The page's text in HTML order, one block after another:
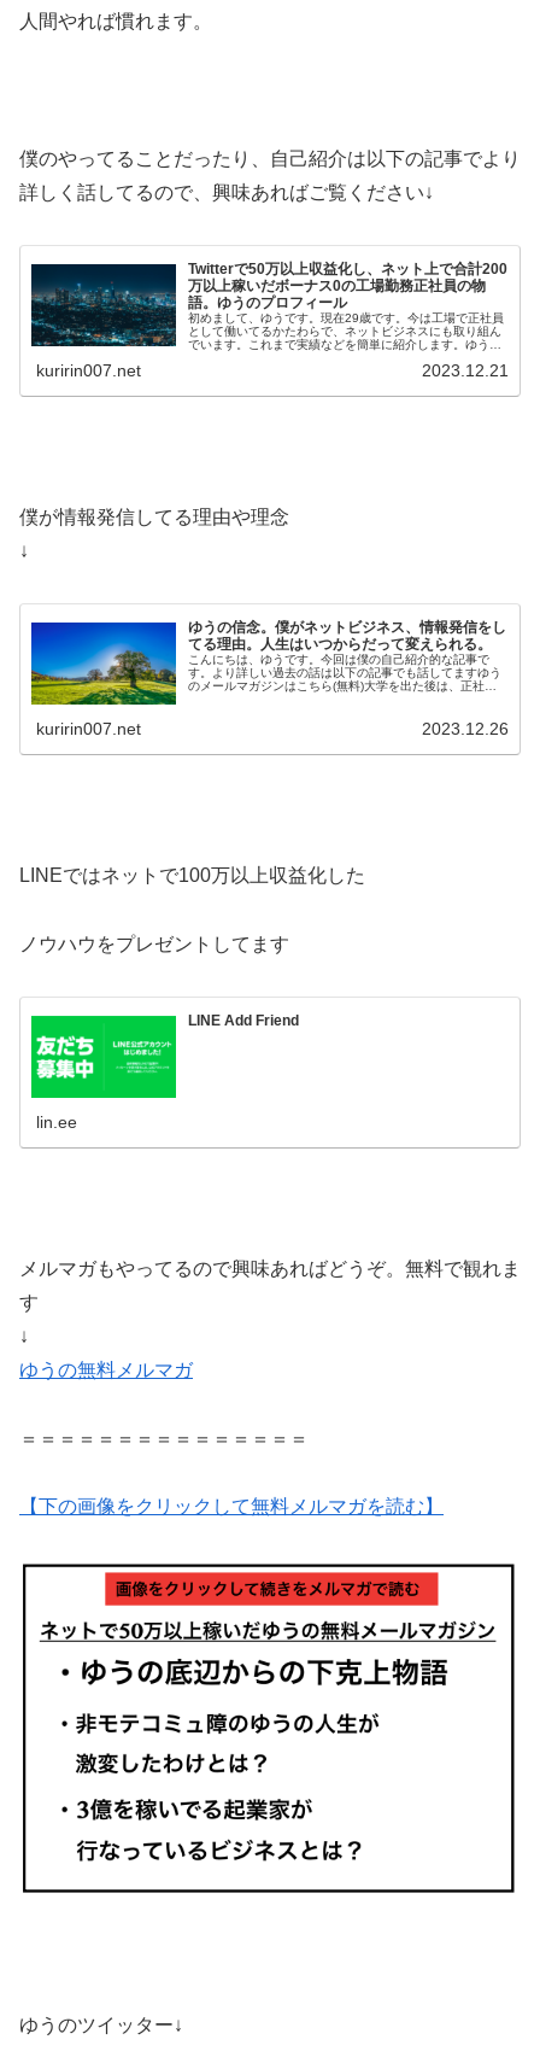
人間やれば慣れます。
僕のやってることだったり、自己紹介は以下の記事でより
詳しく話してるので、興味あればご覧ください↓
Twitterで50万以上収益化し、ネット上で合計200
万以上稼いだボーナス0の工場勤務正社員の物
語。ゆうのプロフィール
初めまして、ゆうです。現在29歳です。今は工場で正社員
として働いてるかたわらで、ネットビジネスにも取り組ん
でいます。これまで実績などを簡単に紹介します。ゆうの
kuririn007.net 2023.12.21
僕が情報発信してる理由や理念
↓
ゆうの信念。僕がネットビジネス、情報発信をし
てる理由。人生はいつからだって変えられる。
こんにちは、ゆうです。今回は僕の自己紹介的な記事で
す。より詳しい過去の話は以下の記事でも話してますゆう
のメールマガジンはこちら(無料)大学を出た後は、正社員
kuririn007.net 2023.12.26
LINEではネットで100万以上収益化した
ノウハウをプレゼントしてます
LINE Add Friend
lin.ee
メルマガもやってるので興味あればどうぞ。無料で観れま
す
↓
ゆうの無料メルマガ
＝＝＝＝＝＝＝＝＝＝＝＝＝＝＝
【下の画像をクリックして無料メルマガを読む】
ゆうのツイッター↓